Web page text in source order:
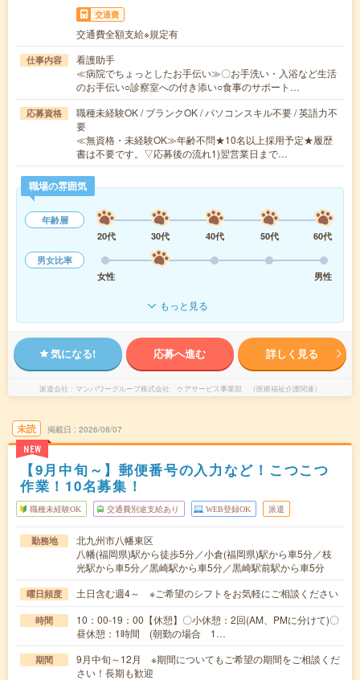
交通費
交通費全額支給※規定有
仕事内容
看護助手
≪病院でちょっとしたお手伝い≫〇お手洗い・入浴など生活
のお手伝い○診察室への付き添い○食事のサポート…
応募資格
職種未経験OK / ブランクOK / パソコンスキル不要 / 英語力不
要
≪無資格・未経験OK≫年齢不問★10名以上採用予定★履歴
書は不要です。▽応募後の流れ1)翌営業日まで…
職場の雰囲気
年齢層
20代
30代 40代 50代
60代
男女比率
女性
男性
もっと見る
気になる! 応募へ進む 詳しく見る
派遣会社 マンパワーグループ株式会社 ケアサービス事業部 （医療福祉介護関連）
未読
NEW
掲載日 2026/08/07
【9月中旬～】郵便番号の入力など！こつこつ
作業！10名募集！
職種未経験OK 交通費別途支給あり WEB登録OK 派遣
勤務地
北九州市八幡東区
八幡(福岡県)駅から徒歩5分／小倉(福岡県)駅から車5分／枝
光駅から車5分／黒崎駅から車5分／黒崎駅前駅から車5分
曜日頻度 土日含む週4～ ※ご希望のシフトをお気軽にご相談ください
時間
10：00-19：00【休憩】〇小休憩：2回(AM、PMに分けて)〇
昼休憩：1時間 (朝勤の場合 1…
期間
9月中旬～12月 ※期間についてもご希望の期間をご相談くだ
さい！長期も歓迎